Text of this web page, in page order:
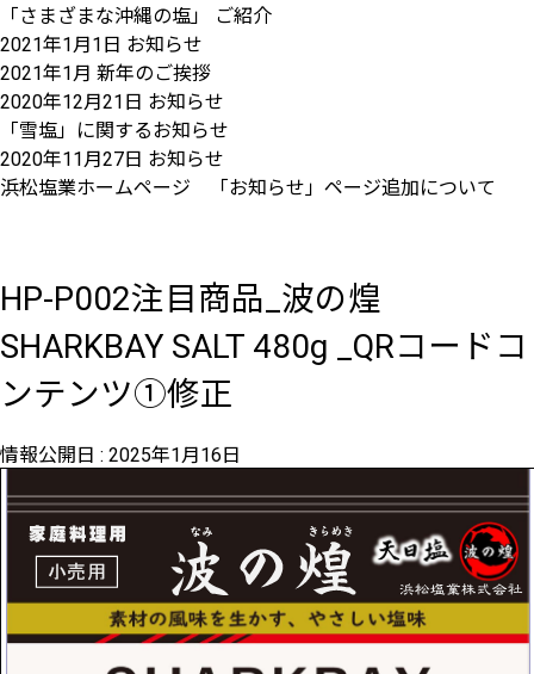
「さまざまな沖縄の塩」 ご紹介
2021年1月1日 お知らせ
2021年1月 新年のご挨拶
2020年12月21日 お知らせ
「雪塩」に関するお知らせ
2020年11月27日 お知らせ
浜松塩業ホームページ 「お知らせ」ページ追加について
HP-P002注目商品_波の煌
SHARKBAY SALT 480g _QRコードコ
ンテンツ①修正
情報公開日 : 2025年1月16日